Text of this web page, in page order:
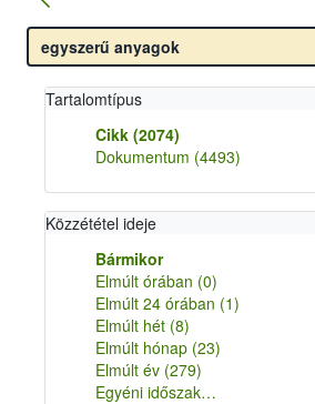
Tartalomtípus
Cikk (2074)
Dokumentum (4493)
Közzététel ideje
Bármikor
Elmúlt órában (0)
Elmúlt 24 órában (1)
Elmúlt hét (8)
Elmúlt hónap (23)
Elmúlt év (279)
Egyéni időszak…